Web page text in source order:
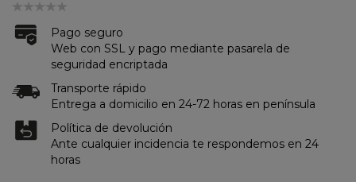
Pago seguro
Web con SSL y pago mediante pasarela de
seguridad encriptada
Transporte rápido
Entrega a domicilio en 24-72 horas en península
Política de devolución
Ante cualquier incidencia te respondemos en 24
horas